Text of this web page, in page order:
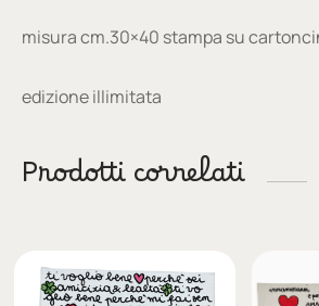
misura cm.30×40 stampa su
edizione illimitata
Prodotti correlati